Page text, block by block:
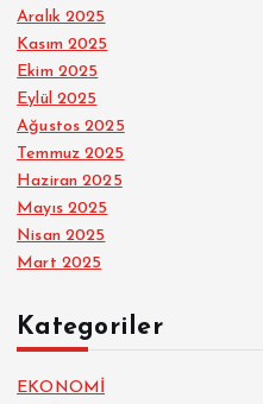
Aralık 2025
Kasım 2025
Ekim 2025
Eylül 2025
Ağustos 2025
Temmuz 2025
Haziran 2025
Mayıs 2025
Nisan 2025
Mart 2025
Kategoriler
EKONOMİ